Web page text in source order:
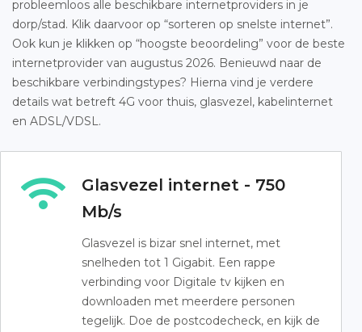
probleemloos alle beschikbare internetproviders in je
dorp/stad. Klik daarvoor op “sorteren op snelste internet”.
Ook kun je klikken op “hoogste beoordeling” voor de beste
internetprovider van augustus 2026. Benieuwd naar de
beschikbare verbindingstypes? Hierna vind je verdere
details wat betreft 4G voor thuis, glasvezel, kabelinternet
en ADSL/VDSL.
Glasvezel internet - 750
Mb/s
Glasvezel is bizar snel internet, met
snelheden tot 1 Gigabit. Een rappe
verbinding voor Digitale tv kijken en
downloaden met meerdere personen
tegelijk. Doe de postcodecheck, en kijk de